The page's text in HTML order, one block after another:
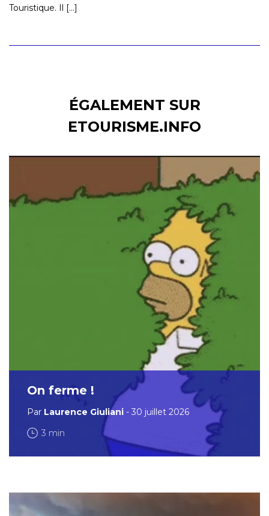
Touristique. Il [...]
ÉGALEMENT SUR
ETOURISME.INFO
On ferme !
Par Laurence Giuliani - 30 juillet 2026
3 min